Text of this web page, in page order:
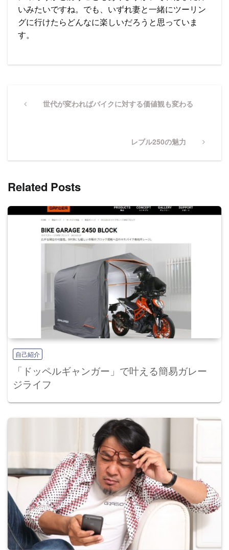
いみたいですね。でも、いずれ妻と一緒にツーリン
グに行けたらどんなに楽しいだろうと思っていま
す。
ー
ョ
ン
Previous世代が変わればバイクに対する価値観も変わる
Next
レブル250の魅力
Related Posts
自己紹介
「ドッペルギャンガー」で叶える簡易ガレー
ジライフ